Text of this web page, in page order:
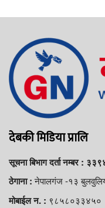
देबकी मिडिया प्रालि
सूचना बिभाग दर्ता नम्बर :
ठेगाना :नेपालगंज -१३
मोबाईल न. : ९८५८०३३४५०